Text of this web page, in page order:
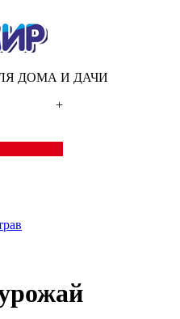
ДОМА И ДАЧИ
+